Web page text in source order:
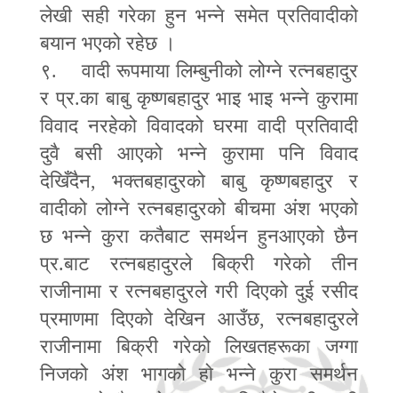
लेखी सही गरेका हुन भन्ने समेत प्रतिवादीको
बयान भएको रहेछ ।
९. वादी रूपमाया लिम्बुनीको लोग्ने रत्नबहादुर
र प्र.का बाबु कृष्णबहादुर भाइ भाइ भन्ने कुरामा
विवाद नरहेको विवादको घरमा वादी प्रतिवादी
दुवै बसी आएको भन्ने कुरामा पनि विवाद
देखिँदैन, भक्तबहादुरको बाबु कृष्णबहादुर र
वादीको लोग्ने रत्नबहादुरको बीचमा अंश भएको
छ भन्ने कुरा कतैबाट समर्थन हुनआएको छैन
प्र.बाट रत्नबहादुरले बिक्री गरेको तीन
राजीनामा र रत्नबहादुरले गरी दिएको दुई रसीद
प्रमाणमा दिएको देखिन आउँछ,रत्नबहादुरले
राजीनामा बिक्री गरेको लिखतहरूका जग्गा
निजको अंश भागको हो भन्ने कुरा समर्थन